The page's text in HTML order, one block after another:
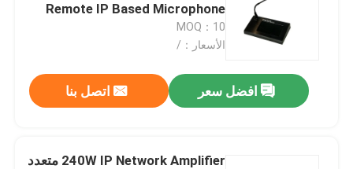
Remote IP Based Microphone
MOQ：10
الأسعار：/
افضل سعر اتصل بنا
240W IP Network Amplifier متعدد